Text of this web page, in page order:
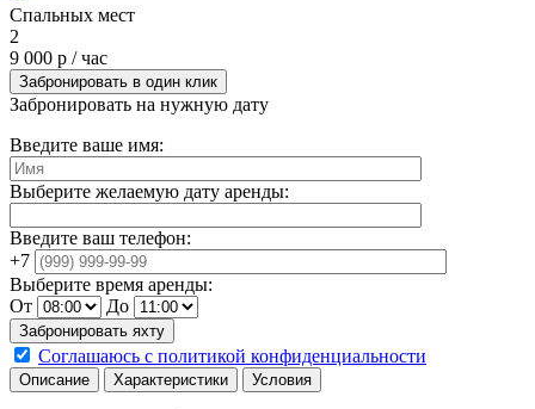
Спальных мест
2
9 000 р / час
Забронировать в один клик
Забронировать на нужную дату
Введите ваше имя:
Выберите желаемую дату аренды:
Введите ваш телефон:
+7
Выберите время аренды:
От
До
Соглашаюсь с политикой конфиденциальности
Описание Характеристики Условия